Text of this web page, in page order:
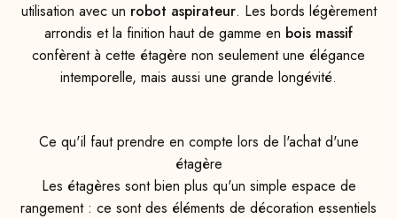
utilisation avec un robot aspirateur. Les bords légèrement
arrondis et la finition haut de gamme en bois massif
confèrent à cette étagère non seulement une élégance
intemporelle, mais aussi une grande longévité.
Ce qu'il faut prendre en compte lors de l'achat d'une
étagère
Les étagères sont bien plus qu'un simple espace de
rangement : ce sont des éléments de décoration essentiels